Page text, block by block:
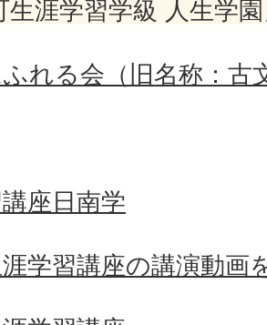
生涯学習学級 人生学
れる会（旧名称：古
座日南学
学習講座の講演動画